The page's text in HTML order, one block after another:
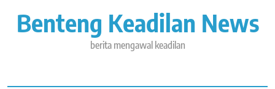
Benteng Keadilan News
berita mengawal keadilan